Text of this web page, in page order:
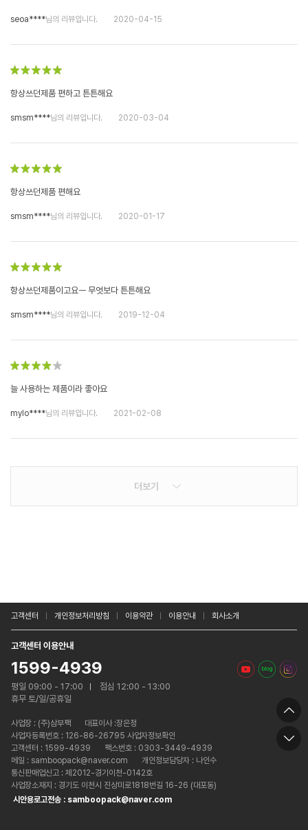
seoa****님의 리뷰입니다. 2020-04-15
항상쓰던제품 편하고 튼튼해요
smsm****님의 리뷰입니다. 2020-03-04
항상쓰던제품 편해요
smsm****님의 리뷰입니다. 2020-01-17
항상쓰던제품이고요ㅡ 무엇보다 튼튼해요
smsm****님의 리뷰입니다. 2019-12-04
늘 사용하는 제품이라 좋아요
mylo****님의 리뷰입니다. 2021-02-08
더보기
고객센터 개인정보처리방침 이용약관 이용안내 회사소개
고객센터 이용안내
1599-4939
평일 09:00 - 17:00
점심 12:00 - 13:00
휴무 토/일/공휴일
사업장 : (주)삼부팩
대표이사 :장은정
사업자등록번호 : 126-86-26795 사업자정보확인
고객센터 : 1599-4939
팩스번호 : 0303-3449-4939
메일 : samboopack@naver.com
개인정보담당자 : 나인수
통신판매업신고 : 제2012-경기이천-0142호
사업장소재지 : 경기도 이천시 진상미로1818번길 16-26 (대포동)
시안용로고전송 : samboopack@naver.com